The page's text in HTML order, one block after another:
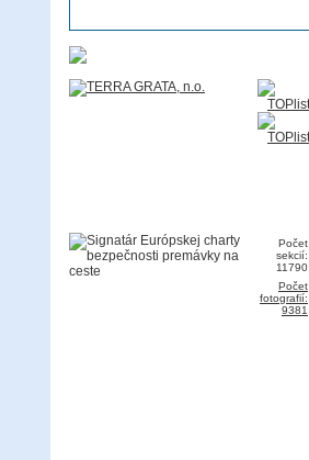
Počet
sekcií:
11790
Počet
fotografií:
9381